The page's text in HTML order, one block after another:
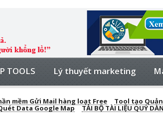
TOOLS Lý thuyết marketing
mềm Gửi Mail hàng loạt Free Tool tạo
Data Google Map TẢI BỘ TÀI LIỆU QUÝ